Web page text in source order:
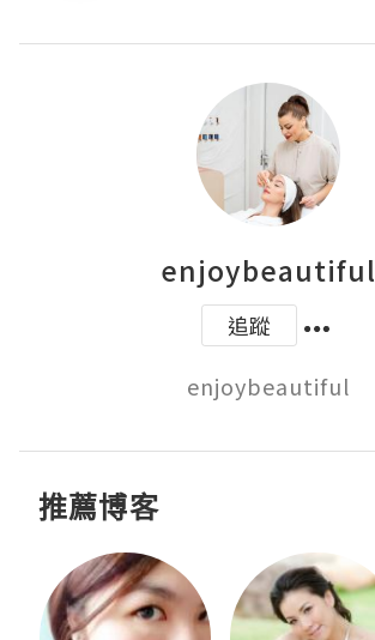
enjoybeautiful
追蹤
enjoybeautiful
推薦博客